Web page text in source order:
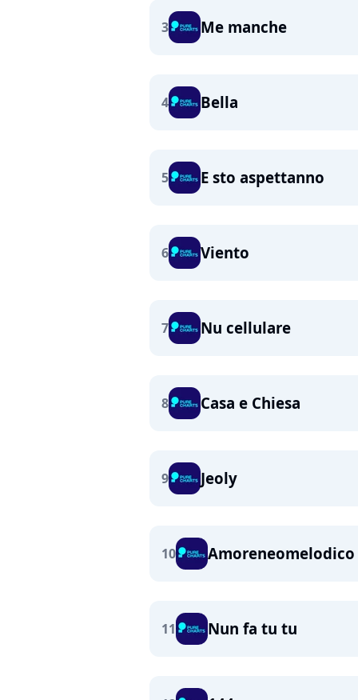
3 Me manche
4 Bella
5 E sto aspettanno
6 Viento
7 Nu cellulare
8 Casa e Chiesa
9 Jeoly
10 Amoreneomelodico
11 Nun fa tu tu